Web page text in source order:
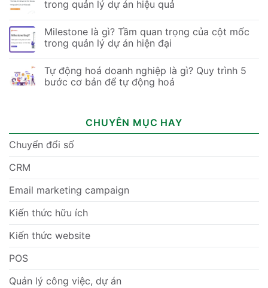
trong quản lý dự án hiệu quả
Milestone là gì? Tầm quan trọng của cột mốc
trong quản lý dự án hiện đại
Tự động hoá doanh nghiệp là gì? Quy trình 5
bước cơ bản để tự động hoá
CHUYÊN MỤC HAY
Chuyển đổi số
CRM
Email marketing campaign
Kiến thức hữu ích
Kiến thức website
POS
Quản lý công việc, dự án